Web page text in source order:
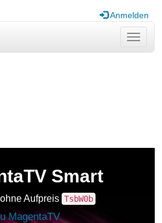
Anmelden
ein-/
Smart
Aufpreis TsbW0b
MagentaTV